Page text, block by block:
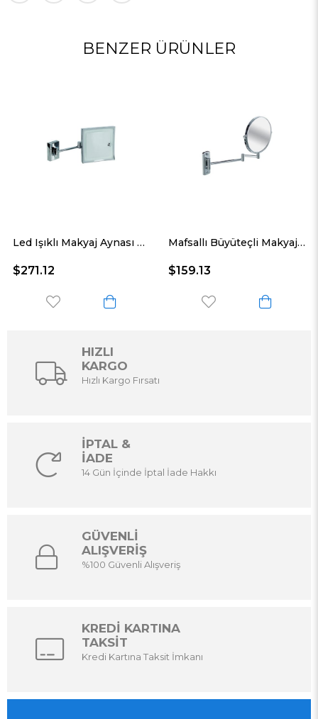
BENZER ÜRÜNLER
Led Işıklı Makyaj Aynası 335K
$271.12
Mafsallı Büyüteçli Makyaj Aynası 3035
$159.13
HIZLI
KARGO
Hızlı Kargo Fırsatı
İPTAL &
İADE
14 Gün İçinde İptal İade Hakkı
GÜVENLİ
ALIŞVERİŞ
%100 Güvenli Alışveriş
KREDİ KARTINA
TAKSİT
Kredi Kartına Taksit İmkanı